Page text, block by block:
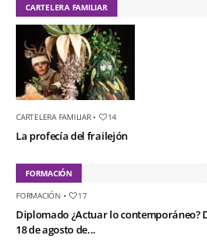
CARTELERA FAMILIAR
CARTELERA FAMILIAR• 14
La profecía del frailejón
FORMACIÓN
FORMACIÓN • 17
Diplomado ¿Actuar lo contemporáneo?
18 de agosto de...